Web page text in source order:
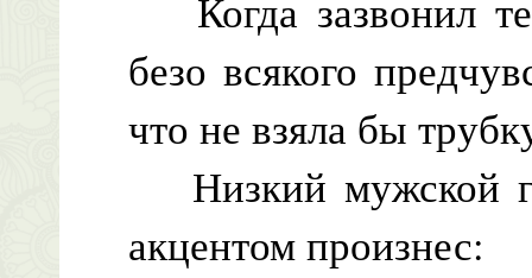
Когда зазвонил
безо всякого
что не взяла бы
Низкий мужской
акцентом произнес: